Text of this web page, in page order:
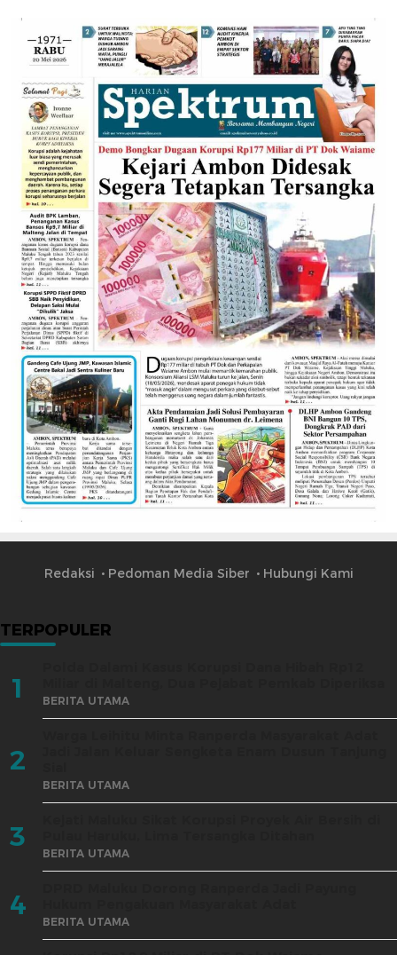
Redaksi Pedoman Media Siber Hubungi Kami
TERPOPULER
1 BERITA UTAMA
2
BERITA UTAMA
3 BERITA UTAMA
4 BERITA UTAMA